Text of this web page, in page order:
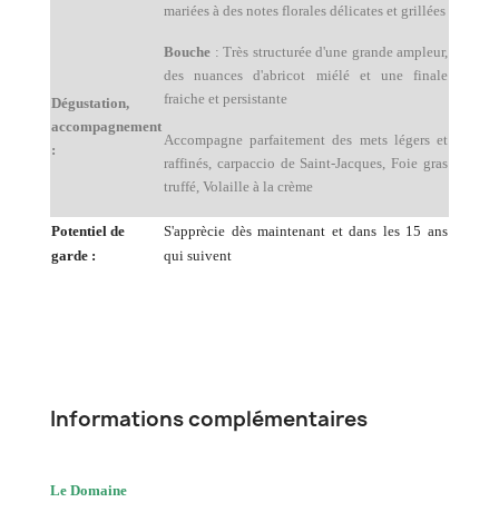
Dégustation,
accompagnement
:
mariées à des notes florales délicates et grillées
Bouche : Très structurée d'une grande ampleur,
des nuances d'abricot miélé et une finale
fraiche et persistante
Accompagne parfaitement des mets légers et
raffinés, carpaccio de Saint-Jacques, Foie gras
truffé, Volaille à la crème
Potentiel de
garde :
S'apprècie dès maintenant et dans les 15 ans
qui suivent
Informations complémentaires
Le Domaine